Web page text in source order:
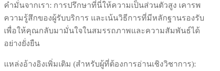
คำมั่นจากเรา: การปรึกษาที่นี่ให้ความเป็นส่วนตัวสูง เคารพ
ความรู้สึกของผู้รับบริการ และเน้นวิธีการที่มีหลักฐานรองรับ
เพื่อให้คุณกลับมามั่นใจในสมรรถภาพและความสัมพันธ์ได้
อย่างยั่งยืน
แหล่งอ้างอิงเพิ่มเติม (สำหรับผู้ที่ต้องการอ่านเชิงวิชาการ):